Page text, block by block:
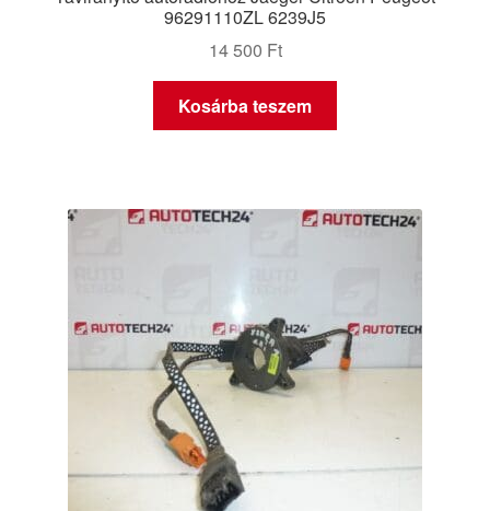
96291110ZL 6239J5
14 500 Ft
Kosárba teszem